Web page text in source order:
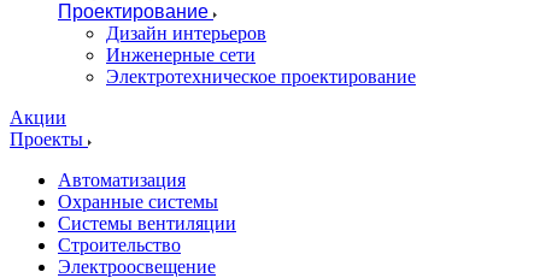
Проектирование
Дизайн интерьеров
Инженерные сети
Электротехническое проектирование
Акции
Проекты
Автоматизация
Охранные системы
Системы вентиляции
Строительство
Электроосвещение